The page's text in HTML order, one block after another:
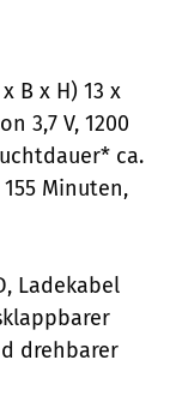
B x H) 13 x
3,7 V, 1200
ca.
Minuten,
Ladekabel
drehbarer